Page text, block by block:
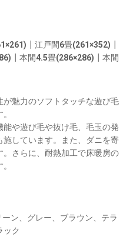
江戸間6畳(261×352)
本間4.5畳(286×286)
本間
魅力のソフトタッチな遊び毛
や遊び毛や抜け毛、毛玉の発
しています。また、ダニを寄
さらに、耐熱加工で床暖房の
ン、グレー、ブラウン、テラ
ック